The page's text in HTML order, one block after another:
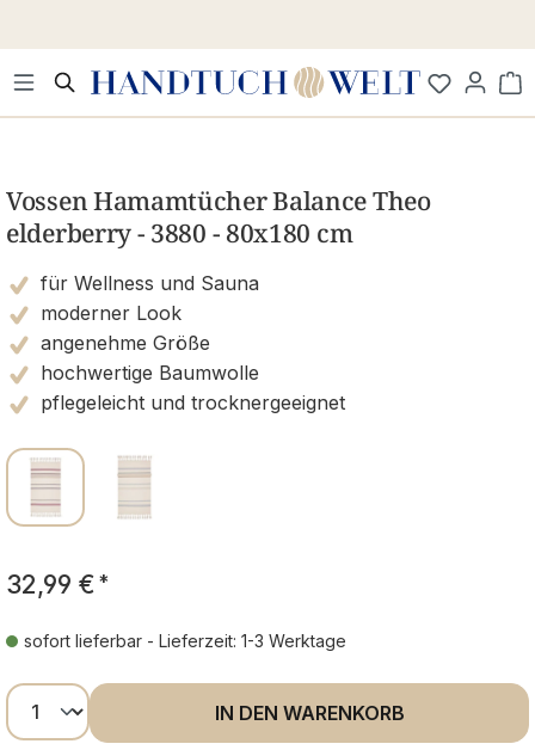
Vossen Hamamtücher Balance Theo
elderberry - 3880 - 80x180 cm
für Wellness und Sauna
moderner Look
angenehme Größe
hochwertige Baumwolle
pflegeleicht und trocknergeeignet
32,99 € *
sofort lieferbar - Lieferzeit: 1-3 Werktage
Produkt Anzahl: Gib den gewünschten
IN DEN WARENKORB